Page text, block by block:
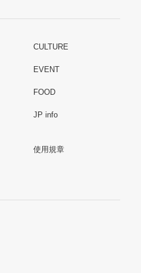
CULTURE
EVENT
FOOD
JP info
使用規章